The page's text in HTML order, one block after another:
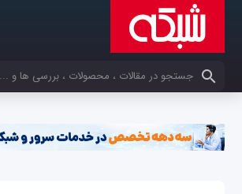
کلمات کلیدی خود را وارد کنید